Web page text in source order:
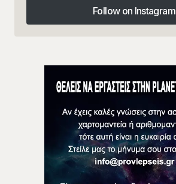
Follow on Instagram
Follow on Instagram